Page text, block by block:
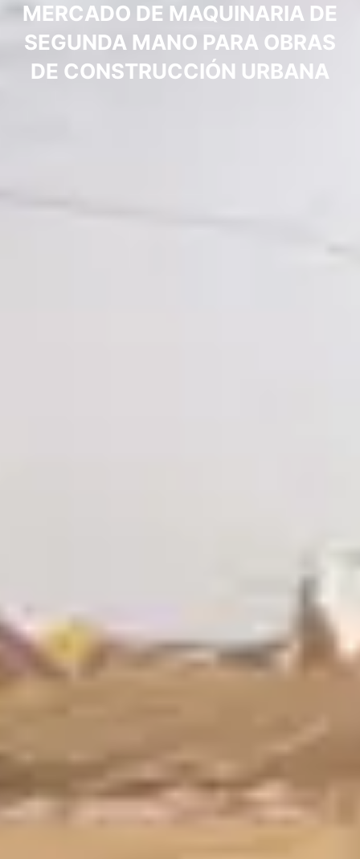
MERCADO DE MAQUINARIA DE
SEGUNDA MANO PARA OBRAS
DE CONSTRUCCIÓN URBANA